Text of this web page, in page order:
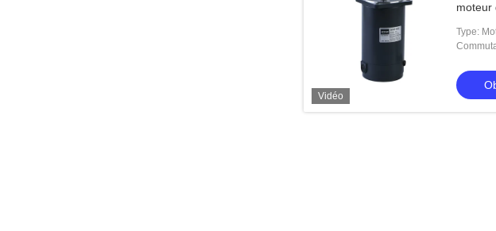
Vidéo
moteur
Type: